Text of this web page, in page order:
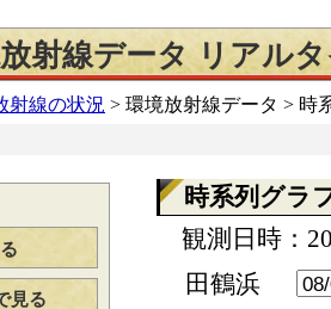
射線データ リアル
射線の状況 > 環境放射線データ > 時
見る
時系列グラ
観測日時：
田鶴浜